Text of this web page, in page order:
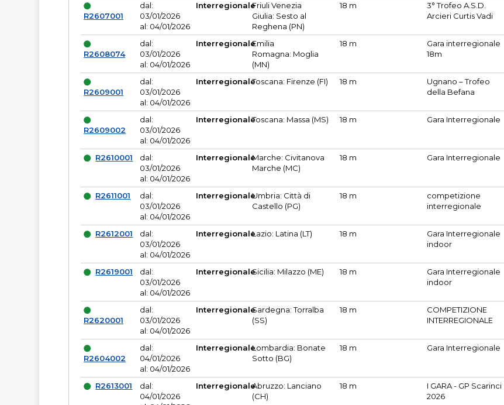
R2607001
dal:
03/01/2026
al: 04/01/2026
InterregionaleFriuli Venezia
Giulia: Sesto al
Reghena (PN)
18 m
3° Trofeo A.S.D.
Arcieri Curtis Vadi
R2608074
dal:
03/01/2026
al: 04/01/2026
InterregionaleEmilia
Romagna: Moglia
(MN)
18 m
Gara interregionale
18m
R2609001
dal:
03/01/2026
al: 04/01/2026
InterregionaleToscana: Firenze (FI) 18 m
Ugnano – Trofeo
della Befana
R2609002
dal:
03/01/2026
al: 04/01/2026
InterregionaleToscana: Massa (MS) 18 m Gara Interregionale
R2610001
dal:
03/01/2026
al: 04/01/2026
InterregionaleMarche: Civitanova
Marche (MC)
18 m Gara Interregionale
R2611001
dal:
03/01/2026
al: 04/01/2026
InterregionaleUmbria: Città di
Castello (PG)
18 m
competizione
interregionale
R2612001
dal:
03/01/2026
al: 04/01/2026
InterregionaleLazio: Latina (LT) 18 m
Gara Interregionale
indoor
R2619001
dal:
03/01/2026
al: 04/01/2026
InterregionaleSicilia: Milazzo (ME) 18 m
Gara Interregionale
indoor
R2620001
dal:
03/01/2026
al: 04/01/2026
InterregionaleSardegna: Torralba
(SS)
18 m
COMPETIZIONE
INTERREGIONALE
R2604002
dal:
04/01/2026
al: 04/01/2026
InterregionaleLombardia: Bonate
Sotto (BG)
18 m Gara Interregionale
R2613001
dal:
04/01/2026
InterregionaleAbruzzo: Lanciano
(CH)
18 m
I GARA - GP Scarinci
2026